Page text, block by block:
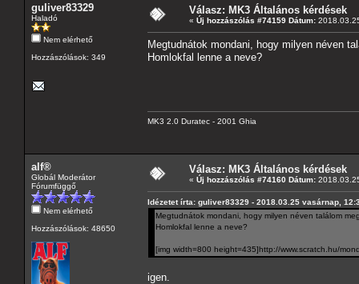
guliver83329
Haladó
Nem elérhető
Hozzászólások: 349
Válasz: MK3 Általános kérdések
« Új hozzászólás #74159 Dátum:
Megtudnátok mondani, hogy milyen néven
Homlokfal lenne a neve?
MK3 2.0 Duratec - 2001 Ghia
alf®
Globál Moderátor
Fórumfüggő
Nem elérhető
Hozzászólások: 48650
Válasz: MK3 Általános kérdések
« Új hozzászólás #74160 Dátum:
Idézetet írta: guliver83329 - 2018.03.25 vasárnap,
Megtudnátok mondani, hogy milyen néven találom
Homlokfal lenne a neve?
[img width=800 height=435]http://www.scratch.hu/
igen.